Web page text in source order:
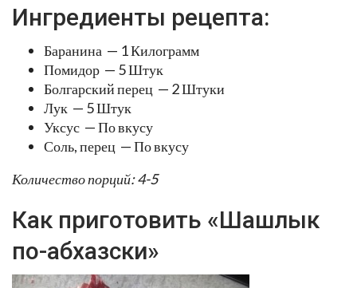
Ингредиенты рецепта:
Баранина — 1 Килограмм
Помидор — 5 Штук
Болгарский перец — 2 Штуки
Лук — 5 Штук
Уксус — По вкусу
Соль, перец — По вкусу
Количество порций: 4-5
Как приготовить «Шашлык
по-абхазски»